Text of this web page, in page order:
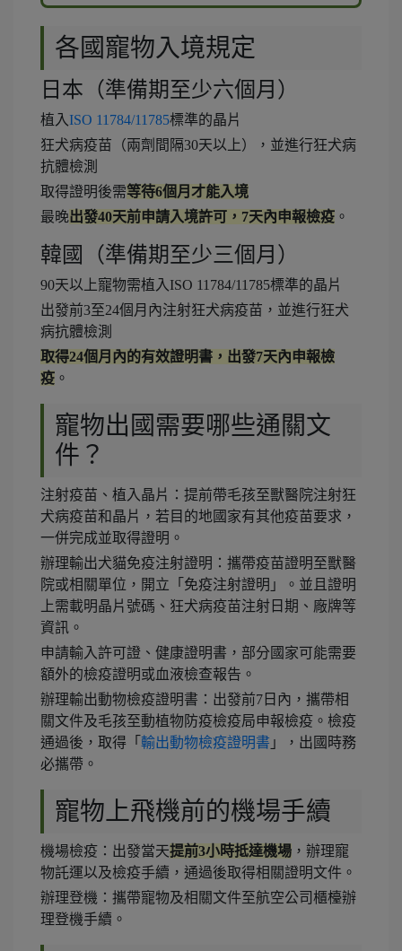
各國寵物入境規定
日本（準備期至少六個月）
植入ISO 11784/11785標準的晶片
狂犬病疫苗（兩劑間隔30天以上），並進行狂犬病
抗體檢測
取得證明後需等待6個月才能入境
最晚出發40天前申請入境許可，7天內申報檢疫 。
韓國（準備期至少三個月）
90天以上寵物需植入ISO 11784/11785標準的晶片
出發前3至24個月內注射狂犬病疫苗，並進行狂犬
病抗體檢測
取得24個月內的有效證明書，出發7天內申報檢
疫 。
寵物出國需要哪些通關文
件？
注射疫苗、植入晶片：提前帶毛孩至獸醫院注射狂
犬病疫苗和晶片，若目的地國家有其他疫苗要求，
一併完成並取得證明。
辦理輸出犬貓免疫注射證明：攜帶疫苗證明至獸醫
院或相關單位，開立「免疫注射證明」。並且證明
上需載明晶片號碼、狂犬病疫苗注射日期、廠牌等
資訊。
申請輸入許可證、健康證明書，部分國家可能需要
額外的檢疫證明或血液檢查報告。
辦理輸出動物檢疫證明書：出發前7日內，攜帶相
關文件及毛孩至動植物防疫檢疫局申報檢疫。檢疫
通過後，取得「 輸出動物檢疫證明書 」，出國時務
必攜帶。
寵物上飛機前的機場手續
機場檢疫：出發當天提前3小時抵達機場 ，辦理寵
物託運以及檢疫手續，通過後取得相關證明文件。
辦理登機：攜帶寵物及相關文件至航空公司櫃檯辦
理登機手續。